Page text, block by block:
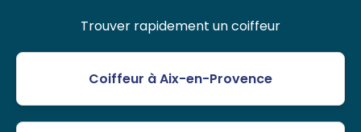
Trouver rapidement un coiffeur
Coiffeur à Aix-en-Provence